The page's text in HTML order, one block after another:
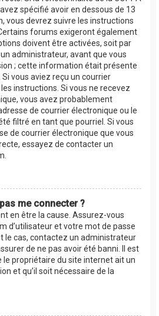
spécifié avoir en dessous de 13
vous devrez suivre les instructions
forums exigeront également
doivent être activées, soit par
administrateur, avant que vous
; cette information était présente
vous aviez reçu un courrier
instructions. Si vous ne recevez
vous avez probablement
de courrier électronique ou le
filtré en tant que pourriel. Si vous
de courrier électronique que vous
essayez de contacter un
me connecter ?
en être la cause. Assurez-vous
d’utilisateur et votre mot de passe
le cas, contactez un administrateur
de ne pas avoir été banni. Il est
le propriétaire du site internet ait un
et qu’il soit nécessaire de la